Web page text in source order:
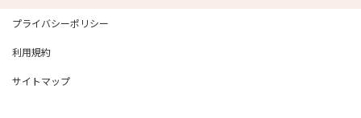
プライバシーポリシー
利用規約
サイトマップ